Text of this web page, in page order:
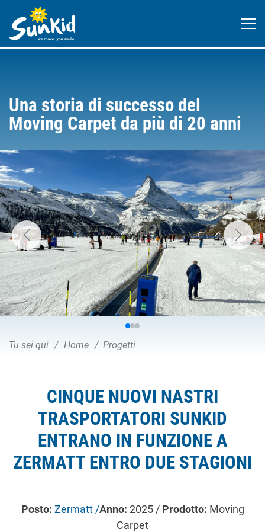
Una storia di successo del
Moving Carpet da più di 20 anni
Tu sei qui Home Progetti
CINQUE NUOVI NASTRI
TRASPORTATORI SUNKID
ENTRANO IN FUNZIONE A
ZERMATT ENTRO DUE STAGIONI
Posto: Zermatt /Anno: 2025 / Prodotto: Moving
Carpet